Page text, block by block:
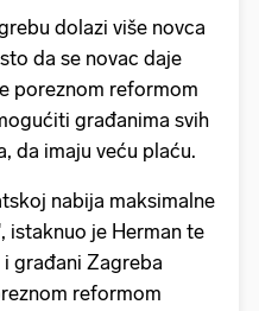
dolazi više novca
da se novac daje
poreznom reformom
građanima svih
da imaju veću plaću.
nabija maksimalne
istaknuo je Herman te
građani Zagreba
reformom